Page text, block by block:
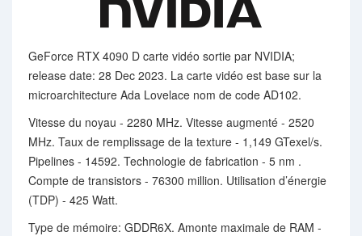
GeForce RTX 4090 D carte vidéo sortie par NVIDIA;
release date: 28 Dec 2023. La carte vidéo est base sur la
microarchitecture Ada Lovelace nom de code AD102.
Vitesse du noyau - 2280 MHz. Vitesse augmenté - 2520
MHz. Taux de remplissage de la texture - 1,149 GTexel/s.
Pipelines - 14592. Technologie de fabrication - 5 nm .
Compte de transistors - 76300 million. Utilisation d’énergie
(TDP) - 425 Watt.
Type de mémoire: GDDR6X. Amonte maximale de RAM -